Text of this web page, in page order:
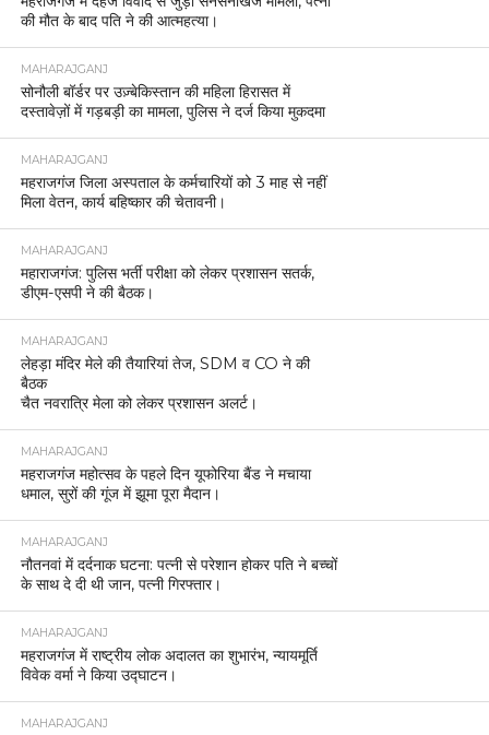
की मौत के बाद पति ने की आत्महत्या।
MAHARAJGANJ
सोनौली बॉर्डर पर उज़्बेकिस्तान की महिला हिरासत में
दस्तावेज़ों में गड़बड़ी का मामला, पुलिस ने दर्ज किया मुकदमा
MAHARAJGANJ
महराजगंज जिला अस्पताल के कर्मचारियों को 3 माह से नहीं
मिला वेतन, कार्य बहिष्कार की चेतावनी।
MAHARAJGANJ
महाराजगंज: पुलिस भर्ती परीक्षा को लेकर प्रशासन सतर्क,
डीएम-एसपी ने की बैठक।
MAHARAJGANJ
लेहड़ा मंदिर मेले की तैयारियां तेज, SDM व CO ने की
बैठक
चैत नवरात्रि मेला को लेकर प्रशासन अलर्ट।
MAHARAJGANJ
महराजगंज महोत्सव के पहले दिन यूफोरिया बैंड ने मचाया
धमाल, सुरों की गूंज में झूमा पूरा मैदान।
MAHARAJGANJ
नौतनवां में दर्दनाक घटना: पत्नी से परेशान होकर पति ने बच्चों
के साथ दे दी थी जान, पत्नी गिरफ्तार।
MAHARAJGANJ
महराजगंज में राष्ट्रीय लोक अदालत का शुभारंभ, न्यायमूर्ति
विवेक वर्मा ने किया उद्घाटन।
MAHARAJGANJ